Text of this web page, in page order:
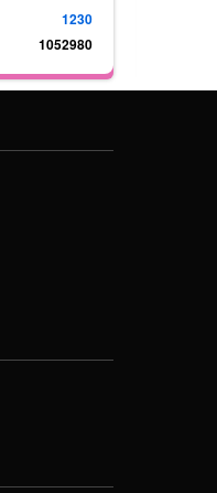
1230
1052980